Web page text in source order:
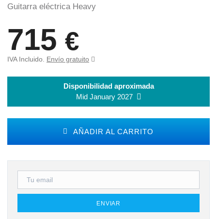
Guitarra eléctrica Heavy
715 €
IVA Incluido. Envío gratuito
Disponibilidad aproximada
Mid January 2027
AÑADIR AL CARRITO
ENVIAR